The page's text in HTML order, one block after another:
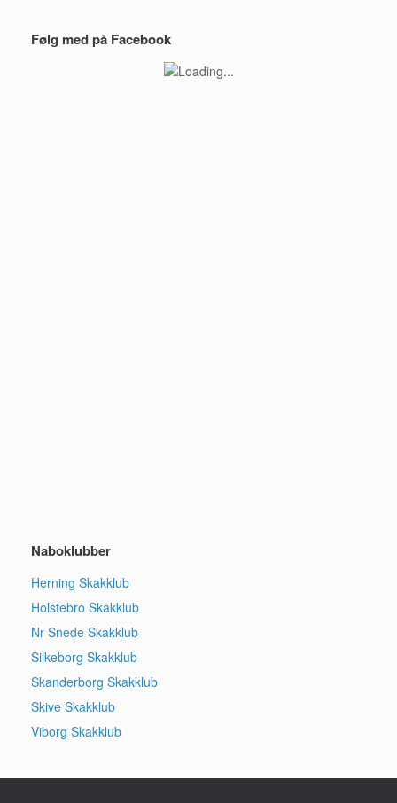
Følg med på Facebook
Naboklubber
Herning Skakklub
Holstebro Skakklub
Nr Snede Skakklub
Silkeborg Skakklub
Skanderborg Skakklub
Skive Skakklub
Viborg Skakklub